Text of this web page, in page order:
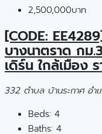
2,500,000บาท
[CODE:
บางนาตราด กม
เดิร์น ใกล้เมือง
332 ตำบล บ้านระกาศ อำ
Beds: 4
Baths: 4